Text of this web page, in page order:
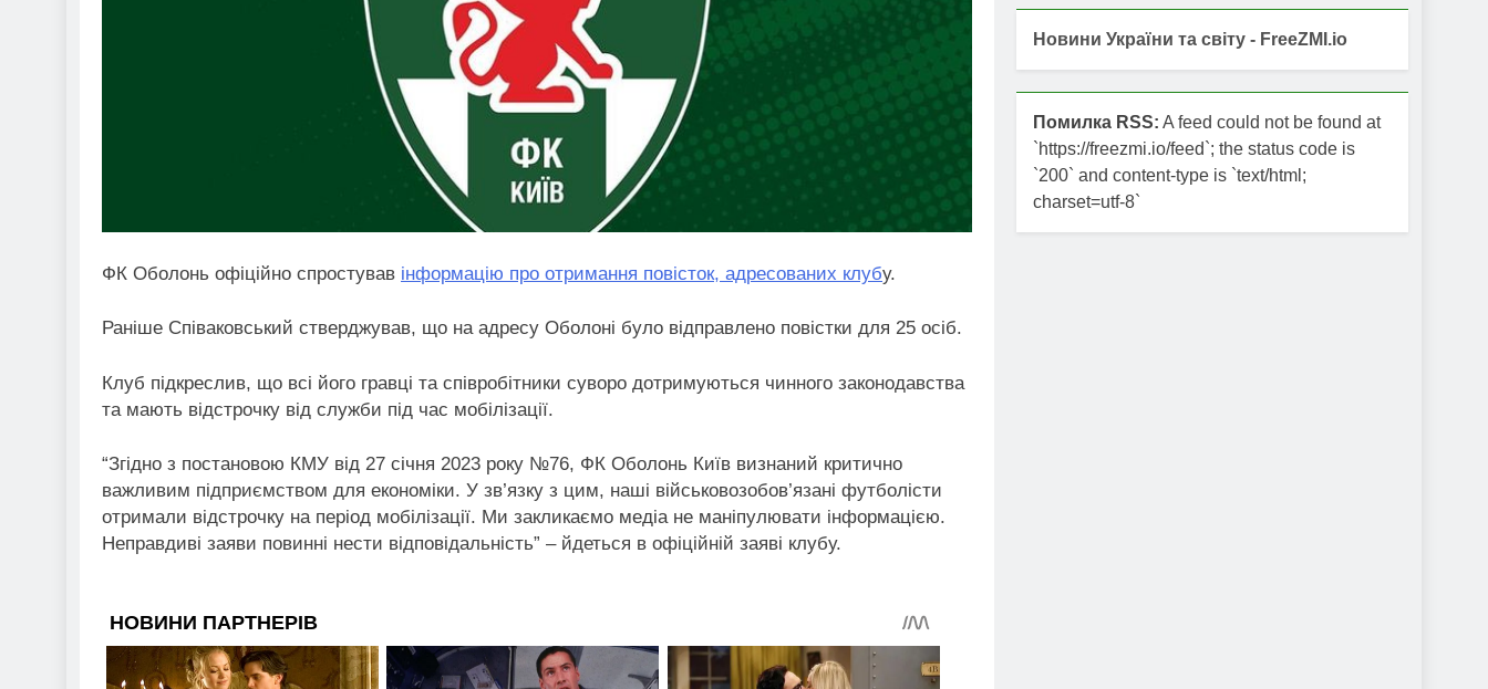
ФК Оболонь офіційно спростував інформацію про отримання повісток, адресованих клубу.
Раніше Співаковський стверджував, що на адресу Оболоні було відправлено повістки для 25 осіб.
Клуб підкреслив, що всі його гравці та співробітники суворо дотримуються чинного законодавства
та мають відстрочку від служби під час мобілізації.
“Згідно з постановою КМУ від 27 січня 2023 року №76, ФК Оболонь Київ визнаний критично
важливим підприємством для економіки. У зв’язку з цим, наші військовозобов’язані футболісти
отримали відстрочку на період мобілізації. Ми закликаємо медіа не маніпулювати інформацією.
Неправдиві заяви повинні нести відповідальність” – йдеться в офіційній заяві клубу.
Новини України та світу - FreeZMI.io
Помилка RSS: A feed could not be found at
`https://freezmi.io/feed`; the status code is
`200` and content-type is `text/html;
charset=utf-8`